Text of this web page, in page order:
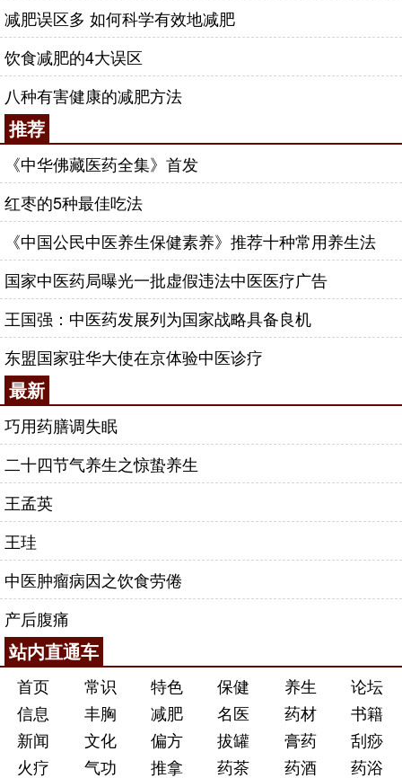
减肥误区多 如何科学有效地减肥
饮食减肥的4大误区
八种有害健康的减肥方法
推荐
《中华佛藏医药全集》首发
红枣的5种最佳吃法
《中国公民中医养生保健素养》推荐十种常用养生法
国家中医药局曝光一批虚假违法中医医疗广告
王国强：中医药发展列为国家战略具备良机
东盟国家驻华大使在京体验中医诊疗
最新
巧用药膳调失眠
二十四节气养生之惊蛰养生
王孟英
王珪
中医肿瘤病因之饮食劳倦
产后腹痛
站内直通车
首页 常识 特色 保健 养生
论坛
信息
丰胸 减肥 名医 药材
书籍
新闻
文化 偏方 拔罐 膏药
刮痧
火疗
气功 推拿 药茶 药酒 药浴